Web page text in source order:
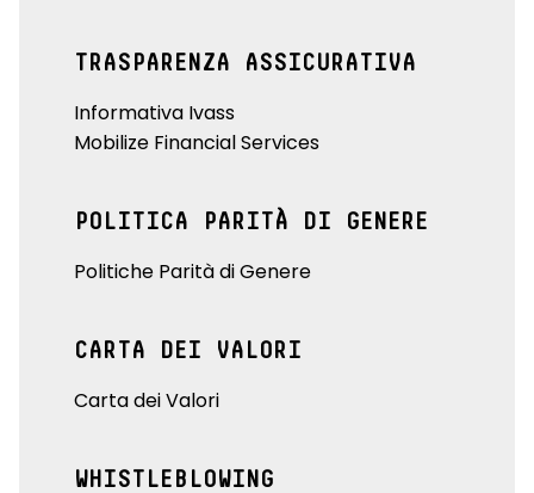
TRASPARENZA ASSICURATIVA
Informativa Ivass
Mobilize Financial Services
POLITICA PARITÀ DI GENERE
Politiche Parità di Genere
CARTA DEI VALORI
Carta dei Valori
WHISTLEBLOWING